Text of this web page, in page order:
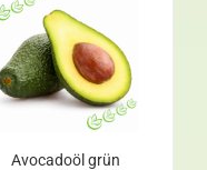
Avocadoöl grün